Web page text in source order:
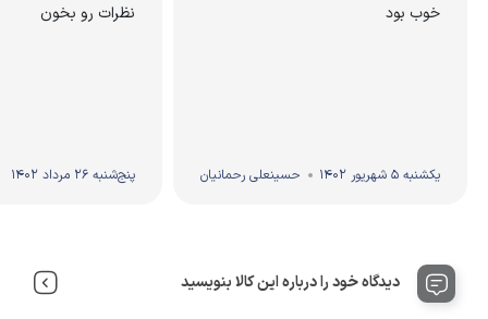
خوب بود
یکشنبه 5 شهریور 1402 حسینعلی رحمانیان
نظرات رو بخون
پنج‌شنبه 26 مرداد 1402
دیدگاه خود را درباره این کالا بنویسید